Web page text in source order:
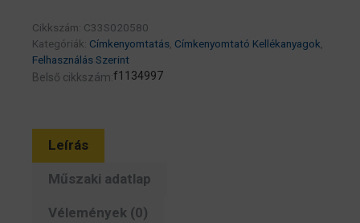
címkenyomtatóhoz
Cikkszám: C33S020580
Kategóriák: Címkenyomtatás Címkenyomtató Kellékanyagok
Felhasználás Szerint
Belső cikkszám:f1134997
Leírás
Műszaki adatlap
Vélemények (0)